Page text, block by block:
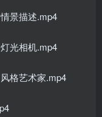
景描述.mp4
光相机.mp4
格艺术家.mp4